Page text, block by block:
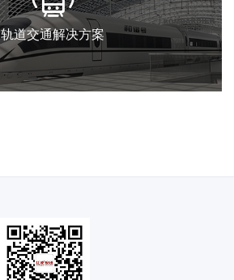
轨道交通解决方案